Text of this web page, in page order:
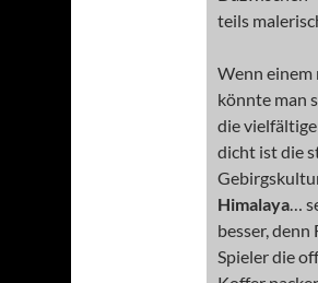
teils
Wenn einem
könnte man
die
dicht ist die
Himalaya …
besser,
Spieler die